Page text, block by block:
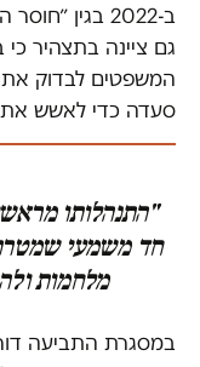
ב-2022 בגין
גם ציינה בתצהיר
המשפטים לבדוק
סעדה כדי לאשש
"התנהלותו
חד משמעי
מלחמות
במסגרת התביעה